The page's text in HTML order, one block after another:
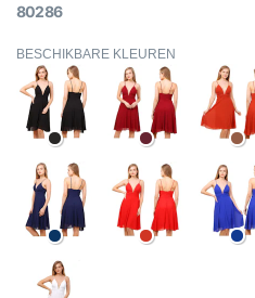
80286
BESCHIKBARE KLEUREN